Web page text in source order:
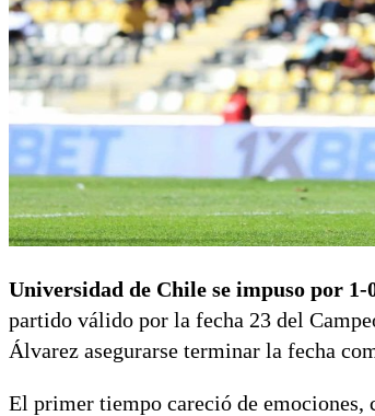
Universidad de Chile se impuso por
partido válido por la fecha 23 del
Álvarez asegurarse terminar la fecha
El primer tiempo careció de emociones,